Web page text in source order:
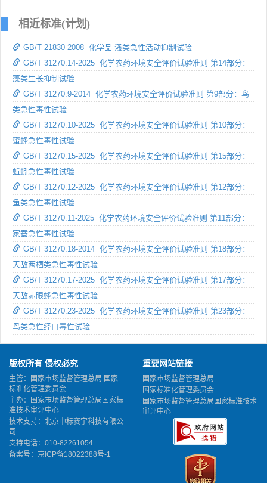
相近标准(计划)
GB/T 21830-2008 化学品 溞类急性活动抑制试验
GB/T 31270.14-2025 化学农药环境安全评价试验准则 第14部分：
藻类生长抑制试验
GB/T 31270.9-2014 化学农药环境安全评价试验准则 第9部分：鸟
类急性毒性试验
GB/T 31270.10-2025 化学农药环境安全评价试验准则 第10部分：
蜜蜂急性毒性试验
GB/T 31270.15-2025 化学农药环境安全评价试验准则 第15部分：
蚯蚓急性毒性试验
GB/T 31270.12-2025 化学农药环境安全评价试验准则 第12部分：
鱼类急性毒性试验
GB/T 31270.11-2025 化学农药环境安全评价试验准则 第11部分：
家蚕急性毒性试验
GB/T 31270.18-2014 化学农药环境安全评价试验准则 第18部分：
天敌两栖类急性毒性试验
GB/T 31270.17-2025 化学农药环境安全评价试验准则 第17部分：
天敌赤眼蜂急性毒性试验
GB/T 31270.23-2025 化学农药环境安全评价试验准则 第23部分：
鸟类急性经口毒性试验
版权所有 侵权必究
主管：国家市场监督管理总局 国家
标准化管理委员会
主办：国家市场监督管理总局国家标
准技术审评中心
技术支持：北京中标赛宇科技有限公
司
支持电话：010-82261054
备案号： 京ICP备18022388号-1
重要网站链接
国家市场监督管理总局
国家标准化管理委员会
国家市场监督管理总局国家标准技术
审评中心